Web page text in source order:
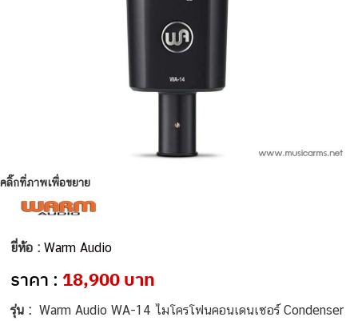
คลิ๊กที่ภาพเพื่อขยาย
ยี่ห้อ :Warm Audio
ราคา : 18,900 บาท
รุ่น :Warm Audio WA-14 ไมโครโฟนคอนเดนเซอร์ Condenser